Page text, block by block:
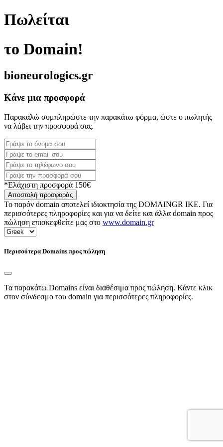
Πωλείται
το Domain!
bioneurologics.gr
Κάνε μια προσφορά
Παρακαλώ συμπληρώστε την παρακάτω φόρμα, ώστε ο πωλητής
να λάβει την προσφορά σας.
*Ελάχιστη προσφορά 150€
Αποστολή προσφοράς
Το παρόν domain αποτελεί ιδιοκτησία της DOMAINGR ΙΚΕ. Για
περισσότερες πληροφορίες και για να δείτε και άλλα domain προς
πώληση επισκεφθείτε μας στο www.domain.gr
Περισσότερα Domains προς πώληση
Τα παρακάτω Domains είναι διαθέσιμα προς πώληση. Κάντε κλικ
στον σύνδεσμο του domain για περισσότερες πληροφορίες.